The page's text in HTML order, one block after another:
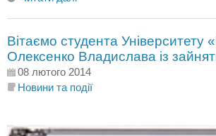
Вітаємо студента Університету
Олексенко Владислава із
08 лютого 2014
Новини та події